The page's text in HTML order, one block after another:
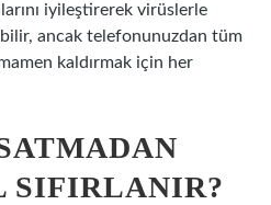
iyileştirerek virüslerle
ancak telefonunuzdan tüm
kaldırmak için her
SIFIRLANIR?